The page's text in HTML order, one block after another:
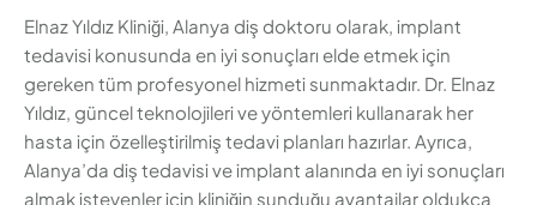
Elnaz Yıldız Kliniği, Alanya diş doktoru olarak, implant
tedavisi konusunda en iyi sonuçları elde etmek için
gereken tüm profesyonel hizmeti sunmaktadır. Dr. Elnaz
Yıldız, güncel teknolojileri ve yöntemleri kullanarak her
hasta için özelleştirilmiş tedavi planları hazırlar. Ayrıca,
Alanya’da diş tedavisi ve implant alanında en iyi sonuçları
almak isteyenler için kliniğin sunduğu avantajlar oldukça